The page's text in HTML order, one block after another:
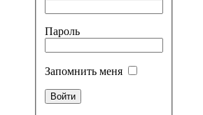
Пароль
Запомнить меня